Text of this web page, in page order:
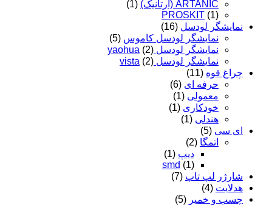
ARTANIC (آرتانیک)
(1)
PROSKIT (1)
نمایشگر لودسل (16)
نمایشگر لودسل کاموس (5)
نمایشگر لودسل yaohua (2)
نمایشگر لودسل vista (2)
چراغ قوه (11)
حرفه ای (6)
معمولی (1)
خودکاری (1)
هندلی (1)
ای سی (5)
اتمگا (2)
دیپ (1)
smd (1)
شارژر لپ تاپ (7)
هدلایت (4)
چسب و خمیر (5)